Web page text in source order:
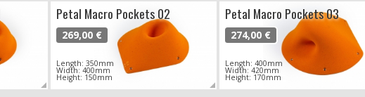
Petal Macro Pockets 02
269,00 €
Length: 350mm
Width: 400mm
Height: 150mm
Petal Macro Pockets 03
274,00 €
Length: 400mm
Width: 420mm
Height: 170mm